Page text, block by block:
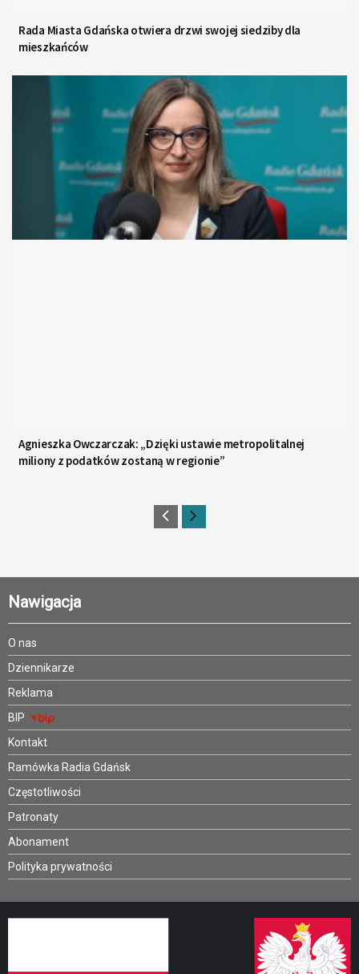
Rada Miasta Gdańska otwiera drzwi swojej siedziby dla
mieszkańców
Agnieszka Owczarczak: „Dzięki ustawie metropolitalnej
miliony z podatków zostaną w regionie”
Nawigacja
O nas
Dziennikarze
Reklama
BIP
Kontakt
Ramówka Radia Gdańsk
Częstotliwości
Patronaty
Abonament
Polityka prywatności